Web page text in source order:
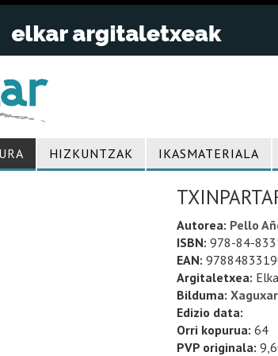
HIZKUNTZAK IKASMATERIALA
Autorea: Pello
ISBN: 978-84-
EAN:
Argitaletxea:
Bilduma: Xaguxar
Edizio data:
Orri kopurua: 64
PVP originala: